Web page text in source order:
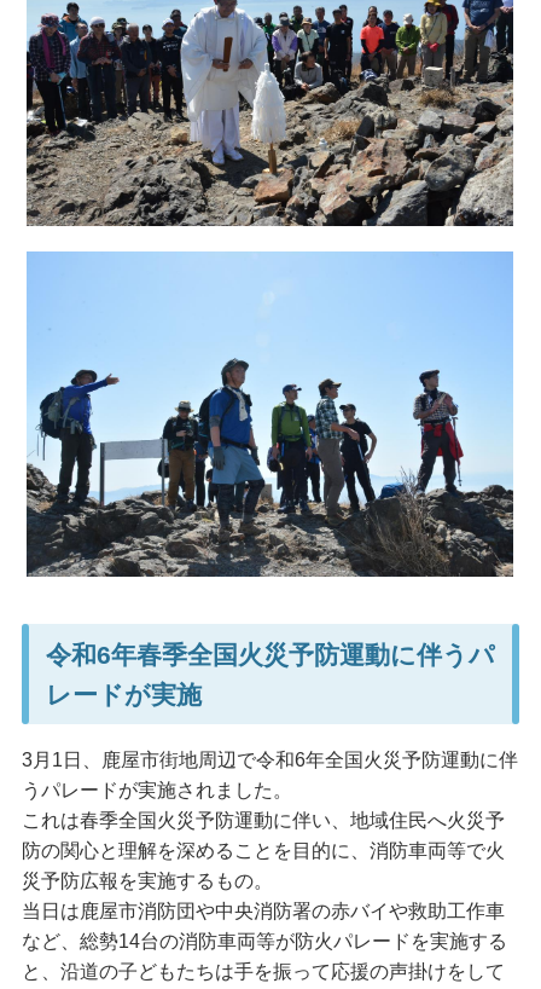
令和6年春季全国火災予防運動に伴うパ
レードが実施
3月1日、鹿屋市街地周辺で令和6年全国火災予防運動に伴
うパレードが実施されました。
これは春季全国火災予防運動に伴い、地域住民へ火災予
防の関心と理解を深めることを目的に、消防車両等で火
災予防広報を実施するもの。
当日は鹿屋市消防団や中央消防署の赤バイや救助工作車
など、総勢14台の消防車両等が防火パレードを実施する
と、沿道の子どもたちは手を振って応援の声掛けをして